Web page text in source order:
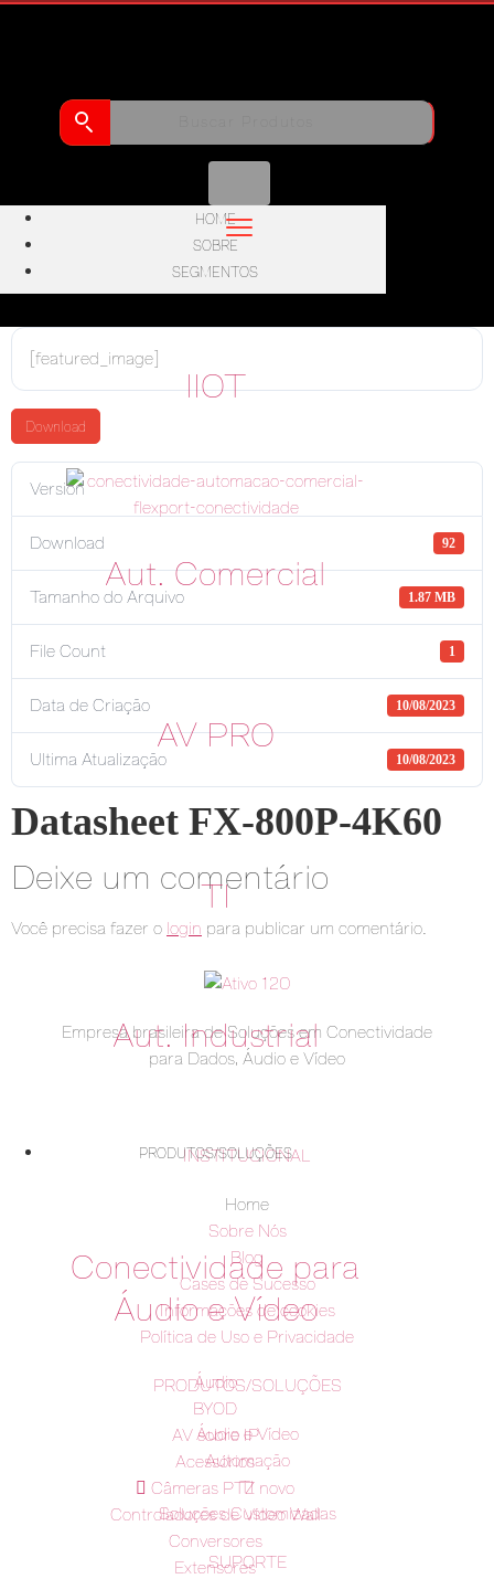
HOME
SOBRE
SEGMENTOS
IIOT
Aut. Comercial
AV PRO
TI
Aut. Industrial
PRODUTOS/SOLUÇÕES
Conectividade para
Áudio e Vídeo
Áudio
BYOD
AV sobre IP
Acessórios
Câmeras PTZ novo
Controladores de Vídeo Wall
Conversores
Extensores
[featured_image]
Download
Version
Download 92
Tamanho do Arquivo 1.87 MB
File Count 1
Data de Criação 10/08/2023
Ultima Atualização 10/08/2023
Datasheet FX-800P-4K60
Deixe um comentário
Você precisa fazer o login para publicar um comentário.
Empresa brasileira de Soluções em Conectividade
para Dados, Áudio e Vídeo
INSTITUCIONAL
Home
Sobre Nós
Blog
Cases de Sucesso
Informações de cookies
Política de Uso e Privacidade
PRODUTOS/SOLUÇÕES
Áudio e Vídeo
Automação
TI
Soluções Customizadas
SUPORTE